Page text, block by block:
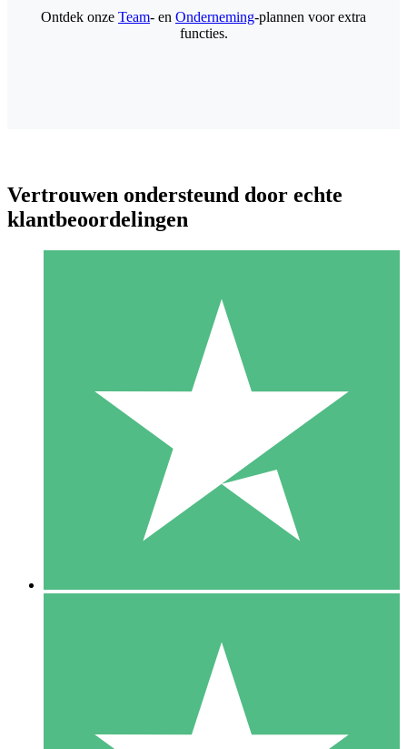
Individuele Creditpakketten
Betaal per gebruik met downloadtegoeden. Geen maandelijkse
1000
10 Downloaden
20 00
Ontdek onze Team- en Onderneming-plannen voor extra
functies.
Vertrouwen ondersteund door echte
klantbeoordelingen